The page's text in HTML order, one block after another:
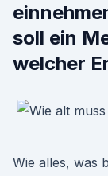
soll ein
welcher
Wie alles, was